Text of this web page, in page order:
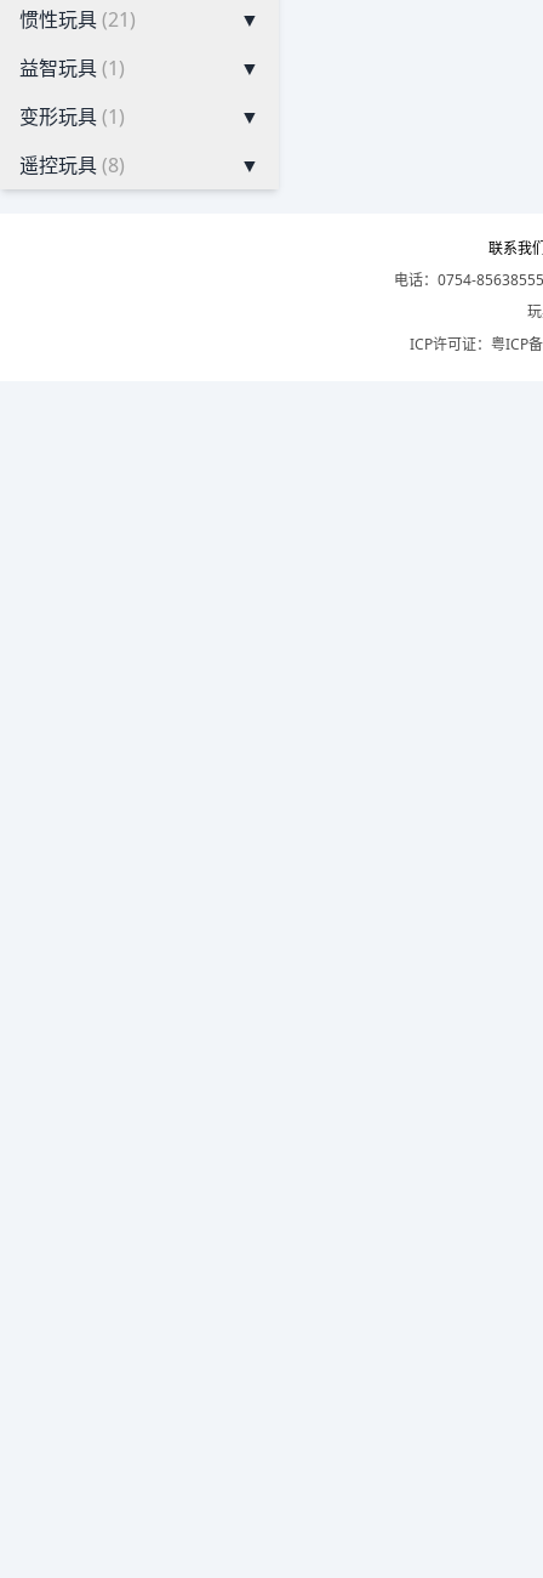
惯性玩具(21)
▼
益智玩具(1)
▼
变形玩具(1)
▼
遥控玩具(8) ▼
联系我
电话：0754-
ICP许可证： 粤ICP